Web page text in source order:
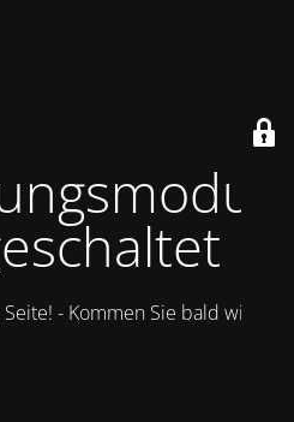
- Kommen Sie bald wieder.